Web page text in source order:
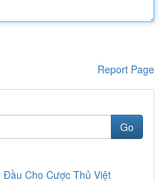
Report Page
Go
Cho Cược Thủ Việt